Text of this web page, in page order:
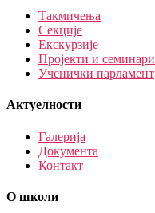
Такмичења
Секције
Екскурзије
Пројекти и семинари
Ученички парламент
Актуелности
Галерија
Документа
Контакт
О школи